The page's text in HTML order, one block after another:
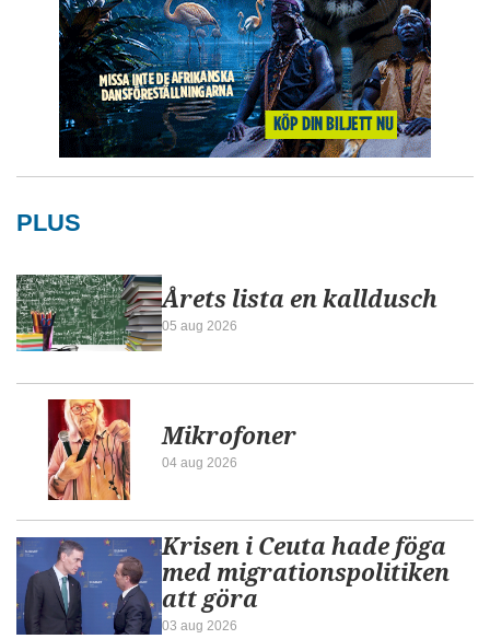
PLUS
Årets lista en kalldusch
05 aug 2026
Mikrofoner
04 aug 2026
Krisen i Ceuta hade föga
med migrationspolitiken
att göra
03 aug 2026